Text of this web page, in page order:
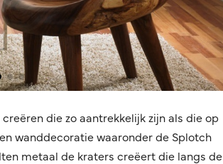
die zo aantrekkelijk zijn als die op
wanddecoratie waaronder de Splotch
metaal de kraters creëert die langs de